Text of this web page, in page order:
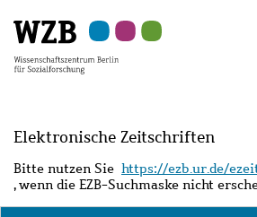
Hauptinhalt
springen
Navigation
springen
Suche
springen
Sekundärnavigation
springen
Fußzeile
springen
Elektronische Zeitschriften
Bitte nutzen Sie https://ezb.ur.de/
, wenn die EZB-Suchmaske nicht